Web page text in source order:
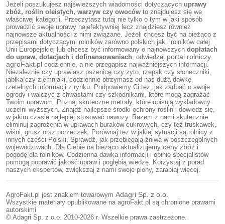
Jeżeli poszukujesz najświeższych wiadomości dotyczących uprawy
zbóż, roślin oleistych, warzyw czy owoców to znajdujesz się we
właściwej kategorii. Przeczytasz tutaj nie tylko o tym w jaki sposób
prowadzić swoje uprawy najefektywniej lecz znajdziesz również
najnowsze aktualności z nimi związane. Jeżeli chcesz być na bieżąco z
przepisami dotyczącymi rolników zarówno polskich jak i rolników całej
Unii Europejskiej lub chcesz być informowany o najnowszych dopłatach
do upraw, dotacjach i dofinansowaniach, odwiedzaj portal rolniczy
agroFakt.pl codziennie, a nie przegapisz najważniejszych informacji.
Niezależnie czy uprawiasz pszenicę czy żyto, rzepak czy słoneczniki,
jabłka czy ziemniaki, codziennie otrzymasz od nas dużą dawkę
rzetelnych informacji z rynku. Podpowiemy Ci też, jak zadbać o swoje
ogrody i walczyć z chwastami czy szkodnikami, które mogą zagrażać
Twoim uprawom. Poznaj skuteczne metody, które opisują wykładowcy
uczelni wyższych. Znajdź najlepsze środki ochrony roślin i dowiedz się,
w jakim czasie najlepiej stosować nawozy. Razem z nami skutecznie
eliminuj zagrożenia w uprawach buraków cukrowych, czy też truskawek,
wiśni, grusz oraz porzeczek. Porównaj też w jakiej sytuacji są rolnicy z
innych części Polski. Sprawdź, jak przebiegają żniwa w poszczególnych
województwach. Dla Ciebie na bieżąco aktualizujemy ceny zbóż i
pogodę dla rolników. Codzienna dawka informacji i opinie specjalistów
pomogą poprawić jakość upraw i pogłębią wiedzę. Korzystaj z porad
naszych ekspertów, zwiększaj z nami swoje plony, zarabiaj więcej.
AgroFakt.pl jest znakiem towarowym Adagri Sp. z o.o.
Wszystkie materiały opublikowane na agroFakt.pl są chronione prawami
autorskimi
© Adagri Sp. z o.o. 2010-2026 r. Wszelkie prawa zastrzeżone.